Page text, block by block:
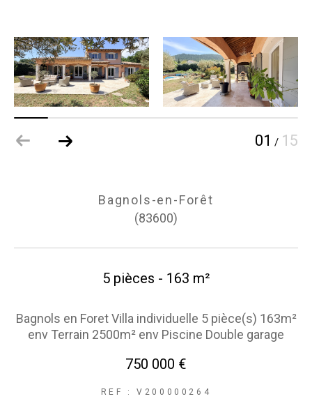
01 / 15
Bagnols-en-Forêt
(83600)
5 pièces - 163 m²
Bagnols en Foret Villa individuelle 5 pièce(s) 163m²
env Terrain 2500m² env Piscine Double garage
750 000 €
REF : V200000264